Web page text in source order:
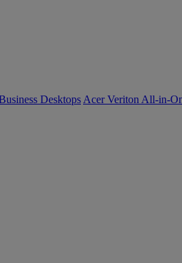
Desktops Acer Veriton All-in-